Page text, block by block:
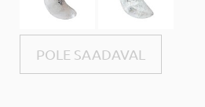
POLE SAADAVAL